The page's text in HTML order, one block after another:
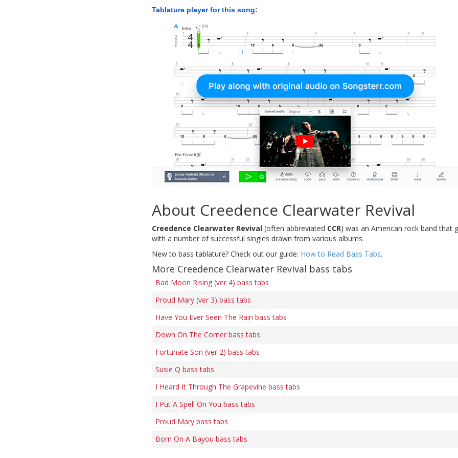
Tablature player for this song:
About Creedence Clearwater Revival
Creedence Clearwater Revival (often abbreviated CCR) was an American rock band that
with a number of successful singles drawn from various albums.
New to bass tablature? Check out our guide: How to Read Bass Tabs.
More Creedence Clearwater Revival bass tabs
Bad Moon Rising (ver 4) bass tabs
Proud Mary (ver 3) bass tabs
Have You Ever Seen The Rain bass tabs
Down On The Corner bass tabs
Fortunate Son (ver 2) bass tabs
Susie Q bass tabs
I Heard It Through The Grapevine bass tabs
I Put A Spell On You bass tabs
Proud Mary bass tabs
Born On A Bayou bass tabs